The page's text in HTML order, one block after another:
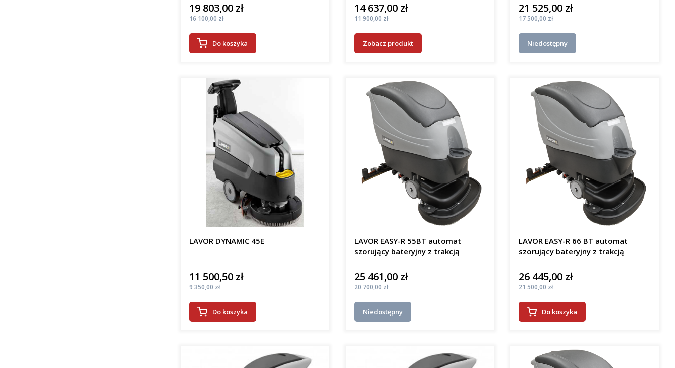
Cena
19 803,00 zł
Cena
16 100,00 zł
Do koszyka
Cena
14 637,00 zł
Cena
11 900,00 zł
Zobacz produkt
Cena
21 525,00 zł
Cena
17 500,00 zł
Niedostępny
LAVOR DYNAMIC 45E
Cena
11 500,50 zł
Cena
9 350,00 zł
Do koszyka
LAVOR EASY-R 55BT automat
szorujący bateryjny z trakcją
Cena
25 461,00 zł
Cena
20 700,00 zł
Niedostępny
LAVOR EASY-R 66 BT automat
szorujący bateryjny z trakcją
Cena
26 445,00 zł
Cena
21 500,00 zł
Do koszyka